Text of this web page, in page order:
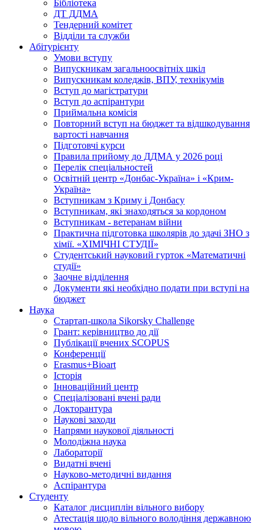
Бібліотека
ДТ ДДМА
Тендерний комітет
Відділи та служби
Абітурієнту
Умови вступу
Випускникам загальноосвітніх шкіл
Випускникам коледжів, ВПУ, технікумів
Вступ до магістратури
Вступ до аспірантури
Приймальна комісія
Повторний вступ на бюджет та відшкодування
вартості навчання
Підготовчі курси
Правила прийому до ДДМА у 2026 році
Перелік спеціальностей
Освітній центр «Донбас-Україна» і «Крим-
Україна»
Вступникам з Криму і Донбасу
Вступникам, які знаходяться за кордоном
Вступникам - ветеранам війни
Практична підготовка школярів до здачі ЗНО з
хімії. «ХІМІЧНІ СТУДІЇ»
Студентський науковий гурток «Математичні
студії»
Заочне відділення
Документи які необхідно подати при вступі на
бюджет
Наука
Стартап-школа Sikorsky Challenge
Грант: керівництво до дії
Публікації вчених SCOPUS
Конференції
Erasmus+Bioart
Історія
Інноваційний центр
Спеціалізовані вчені ради
Докторантура
Наукові заходи
Напрями наукової діяльності
Молодіжна наука
Лабораторії
Видатні вчені
Науково-методичні видання
Аспірантура
Студенту
Каталог дисциплін вільного вибору
Атестація щодо вільного володіння державною